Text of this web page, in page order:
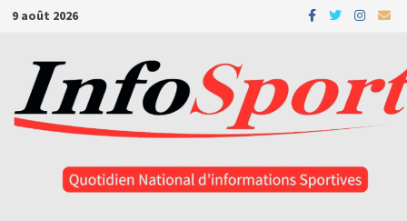
Passer
contenu
9 août 2026